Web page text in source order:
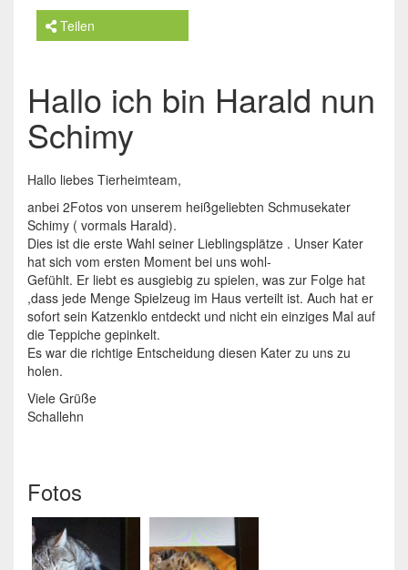
Teilen
Hallo ich bin Harald nun
Schimy
Hallo liebes Tierheimteam,
anbei 2Fotos von unserem heißgeliebten Schmusekater
Schimy ( vormals Harald).
Dies ist die erste Wahl seiner Lieblingsplätze . Unser Kater
hat sich vom ersten Moment bei uns wohl-
Gefühlt. Er liebt es ausgiebig zu spielen, was zur Folge hat
,dass jede Menge Spielzeug im Haus verteilt ist. Auch hat er
sofort sein Katzenklo entdeckt und nicht ein einziges Mal auf
die Teppiche gepinkelt.
Es war die richtige Entscheidung diesen Kater zu uns zu
holen.
Viele Grüße
Schallehn
Fotos